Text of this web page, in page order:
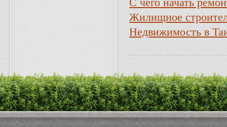
С чего начать
Жилищное
Недвижимость в